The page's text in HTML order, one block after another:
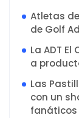
Atletas
de Golf
La ADT
a
Las
con un
fanáticos